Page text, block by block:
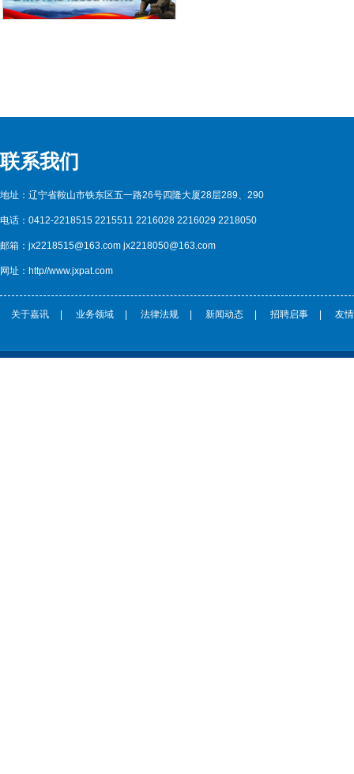
联系我们
地址：辽宁省鞍山市铁东区五一路26号四隆大厦28层289、290
电话：0412-2218515 2215511 2216028 2216029 2218050
邮箱：jx2218515@163.com jx2218050@163.com
网址：http//www.jxpat.com
关于嘉讯 业务领域 法律法规 新闻动态 招聘启事 友